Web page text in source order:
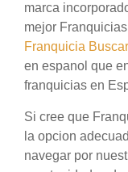
marca
mejor
Franquicia Buscar
en espanol que
franquicias en
Si cree que
la opcion
navegar por